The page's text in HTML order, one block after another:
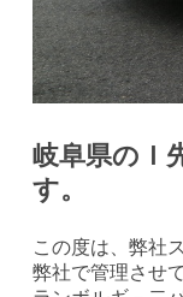
岐阜県のＩ
す。
この度は、弊社
弊社で管理させ